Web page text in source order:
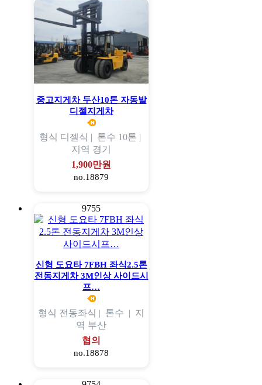
중고지게차 두산10톤 자동발
디젤지게차
형식 디젤식 | 톤수 10톤 |
지역 경기
1,900만원
no.18879
9755
신형 도요타 7FBH 좌식2.5톤
전동지게차 3M인상 사이드시
프…
형식 전동좌식 | 톤수 | 지
역 부산
협의
no.18878